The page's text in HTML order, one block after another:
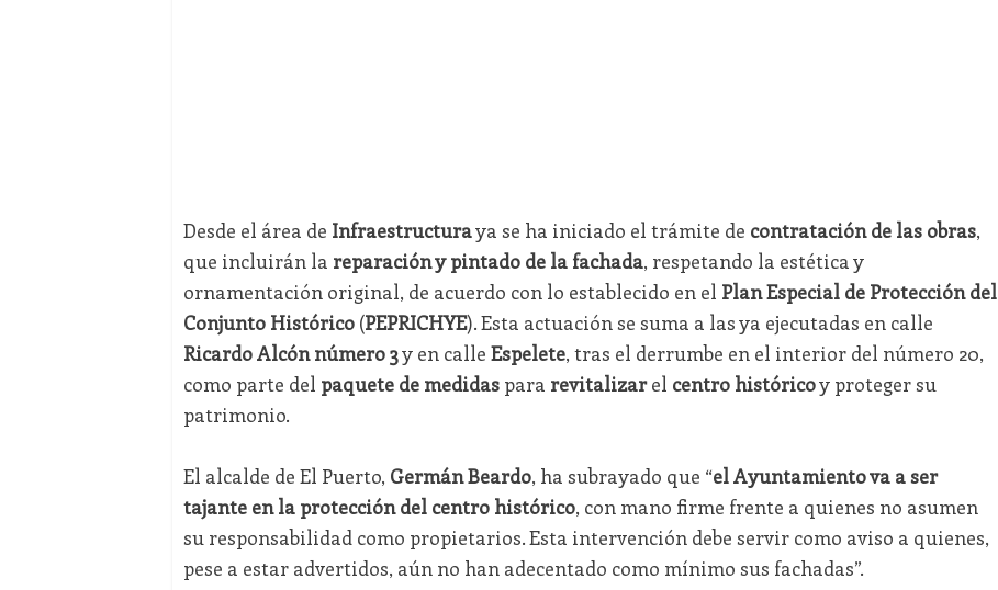
Desde el área de Infraestructuraya se ha iniciado el trámite de contratación de las obras,
que incluirán la reparación y pintado de la fachada, respetando la estética y
ornamentación original, de acuerdo con lo establecido en el Plan Especial de Protección del
Conjunto Histórico(PEPRICHYE). Esta actuación se suma a las ya ejecutadas en calle
Ricardo Alcón número 3y en calle Espelete, tras el derrumbe en el interior del número 20,
como parte del paquete de medidaspara revitalizarel centro históricoy proteger su
patrimonio.
El alcalde de El Puerto, Germán Beardo, ha subrayado que “el Ayuntamiento va a ser
tajante en la protección del centro histórico, con mano firme frente a quienes no asumen
su responsabilidad como propietarios. Esta intervención debe servir como aviso a quienes,
pese a estar advertidos, aún no han adecentado como mínimo sus fachadas”.